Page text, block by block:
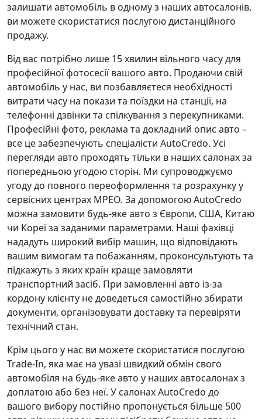
залишати автомобіль в одному з наших автосалонів,
ви можете скористатися послугою дистанційного
продажу.
Від вас потрібно лише 15 хвилин вільного часу для
професійної фотосесії вашого авто. Продаючи свій
автомобіль у нас, ви позбавляєтеся необхідності
витрати часу на покази та поїздки на станції, на
телефонні дзвінки та спілкування з перекупниками.
Професійні фото, реклама та докладний опис авто –
все це забезпечують спеціалісти AutoCredo. Усі
перегляди авто проходять тільки в наших салонах за
попередньою угодою сторін. Ми супроводжуємо
угоду до повного переоформлення та розрахунку у
сервісних центрах МРЕО. За допомогою AutoCredo
можна замовити будь-яке авто з Європи, США, Китаю
чи Кореї за заданими параметрами. Наші фахівці
нададуть широкий вибір машин, що відповідають
вашим вимогам та побажанням, проконсультують та
підкажуть з яких країн краще замовляти
транспортний засіб. При замовленні авто із-за
кордону клієнту не доведеться самостійно збирати
документи, організовувати доставку та перевіряти
технічний стан.
Крім цього у нас ви можете скористатися послугою
Trade-In, яка має на увазі швидкий обмін свого
автомобіля на будь-яке авто у наших автосалонах з
доплатою або без неї. У салонах AutoCredo до
вашого вибору постійно пропонується більше 500